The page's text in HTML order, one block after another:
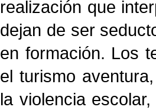
realización que
dejan de ser
en formación. Los
el turismo
la violencia